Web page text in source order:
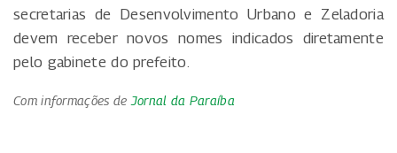
secretarias de Desenvolvimento Urbano e Zeladoria
devem receber novos nomes indicados diretamente
pelo gabinete do prefeito.
Com informações de Jornal da Paraíba